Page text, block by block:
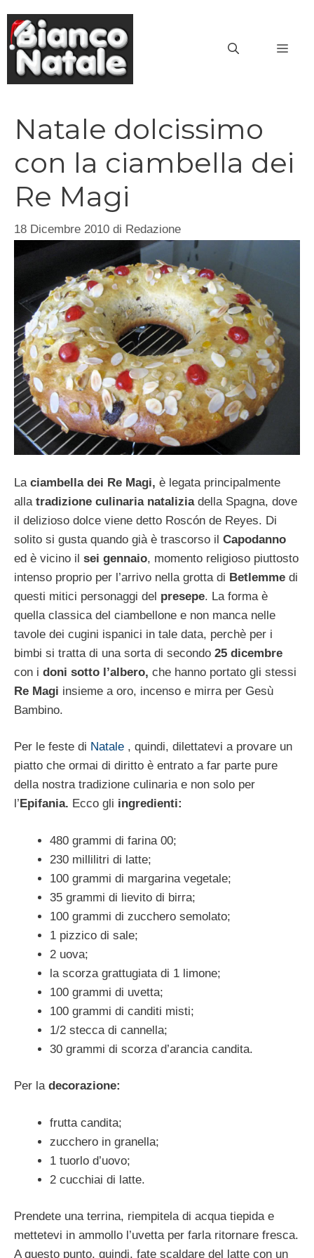
contenuto
Natale dolcissimo
con la ciambella dei
Re Magi
18 Dicembre 2010 di Redazione
Laciambella dei Re Magi, è legata principalmente
alla tradizione culinaria natalizia della Spagna, dove
il delizioso dolce viene detto Roscón de Reyes. Di
solito si gusta quando già è trascorso il Capodanno
ed è vicino il sei gennaio, momento religioso piuttosto
intenso proprio per l’arrivo nella grotta di Betlemme di
questi mitici personaggi del presepe. La forma è
quella classica del ciambellone e non manca nelle
tavole dei cugini ispanici in tale data, perchè per i
bimbi si tratta di una sorta di secondo 25 dicembre
con i doni sotto l’albero, che hanno portato gli stessi
Re Magi insieme a oro, incenso e mirra per Gesù
Bambino.
Per le feste di Natale , quindi, dilettatevi a provare un
piatto che ormai di diritto è entrato a far parte pure
della nostra tradizione culinaria e non solo per
l’ Epifania. Ecco gli ingredienti:
480 grammi di farina 00;
230 millilitri di latte;
100 grammi di margarina vegetale;
35 grammi di lievito di birra;
100 grammi di zucchero semolato;
1 pizzico di sale;
2 uova;
la scorza grattugiata di 1 limone;
100 grammi di uvetta;
100 grammi di canditi misti;
1/2 stecca di cannella;
30 grammi di scorza d’arancia candita.
Per la decorazione:
frutta candita;
zucchero in granella;
1 tuorlo d’uovo;
2 cucchiai di latte.
Prendete una terrina, riempitela di acqua tiepida e
mettetevi in ammollo l’uvetta per farla ritornare fresca.
A questo punto, quindi, fate scaldare del latte con un